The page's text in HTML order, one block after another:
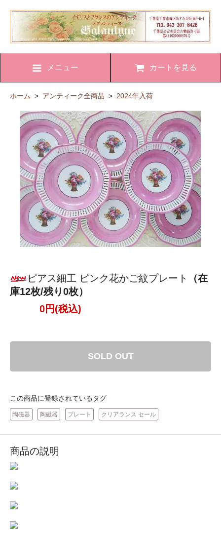
メニュー カートを見る
ホーム > アンティーク全商品 > 2024年入荷
ピアス細工 ピンク花かご紋プレート
（在
庫12枚/残り0枚）
0円(税込)
SOLD OUT
この商品に登録されているタグ
陶磁器 陶磁器 プレート クリアランス セール
商品の説明